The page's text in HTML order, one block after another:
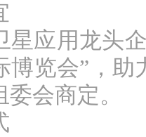
星应用龙头
博览会”，
会商定。